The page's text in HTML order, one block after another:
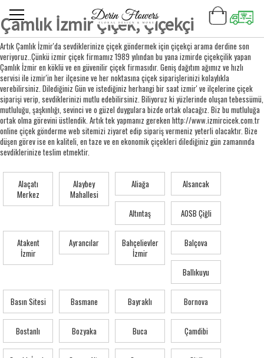
Çamlık İzmir Çiçek, Çiçekçi
Artık Çamlık İzmir'da sevdiklerinize çiçek göndermek için çiçekçi arama derdine son
veriyoruz..Çünkü izmir çiçek firmamız 1989 yılından bu yana izmirde çiçekçilik yapan
Çamlık İzmir en köklü ve en güvenilir çiçek firmasıdır. Geniş dağıtım ağımız ve hızlı
servisi ile izmir'in her ilçesine ve her noktasına çiçek siparişlerinizi kolaylıkla
verebilirsiniz. Dilediğiniz Gün ve istediğiniz herhangi bir saat izmir' ve ilçelerine çiçek
siparişi verip, sevdiklerinizi mutlu edebilirsiniz. Biliyoruz ki yüzlerinde oluşan tebessümü,
mutluluğu, şaşkınlığı, sevinci ve o güzel duygulara bizde ortak olacağız. Biz bu mutluluğa
ortak olma görevini üstlendik. Artık tek yapmanız gereken http://www.izmircicek.com.tr
online çiçek gönderme web sitemizi ziyaret edip sipariş vermeniz yeterli olacaktır. Bize
düşen görev ise en kaliteli, en taze ve en ekonomik çiçekleri dilediğiniz gün zamanında
sevdiklerinize teslim etmektir.
Alaçatı
Merkez
Alaybey
Mahallesi
Aliağa Alsancak
Altıntaş AOSB Çiğli
Atakent
İzmir
Ayrancılar
Bahçelievler
İzmir
Balçova
Ballıkuyu
Basın Sitesi Basmane Bayraklı Bornova
Bostanlı Bozyaka Buca Çamdibi